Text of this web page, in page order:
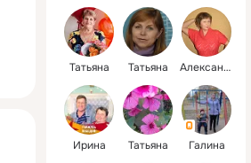
Татьяна Татьяна Александра
Ирина Татьяна Галина